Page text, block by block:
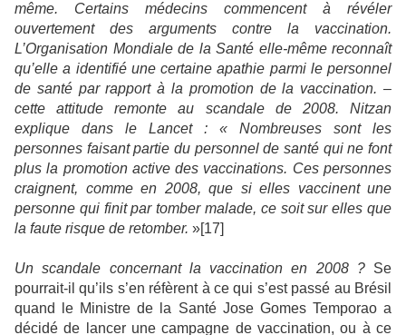
même. Certains médecins commencent à révéler
ouvertement des arguments contre la vaccination.
L’Organisation Mondiale de la Santé elle-même reconnaît
qu’elle a identifié une certaine apathie parmi le personnel
de santé par rapport à la promotion de la vaccination. –
cette attitude remonte au scandale de 2008. Nitzan
explique dans le Lancet : « Nombreuses sont les
personnes faisant partie du personnel de santé qui ne font
plus la promotion active des vaccinations. Ces personnes
craignent, comme en 2008, que si elles vaccinent une
personne qui finit par tomber malade, ce soit sur elles que
la faute risque de retomber. »[17]
Un scandale concernant la vaccination en 2008 ?
Se
pourrait-il qu’ils s’en réfèrent à ce qui s’est passé au Brésil
quand le Ministre de la Santé Jose Gomes Temporao a
décidé de lancer une campagne de vaccination, ou à ce